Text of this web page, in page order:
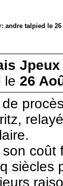
talpied le 26
le 26
siècles